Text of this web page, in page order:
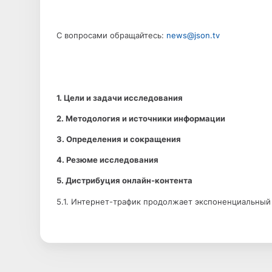
С вопросами обращайтесь: news@json.tv
1. Цели и задачи исследования
2. Методология и источники информации
3. Определения и сокращения
4. Резюме исследования
5. Дистрибуция онлайн-контента
5.1. Интернет-трафик продолжает экспоненциальный